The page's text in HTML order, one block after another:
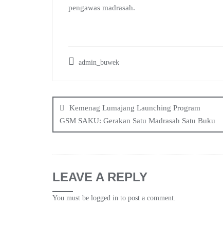
pengawas madrasah.
admin_buwek
navigation
Kemenag Lumajang Launching Program
GSM SAKU: Gerakan Satu Madrasah Satu Buku
LEAVE A REPLY
You must be logged in to post a comment.